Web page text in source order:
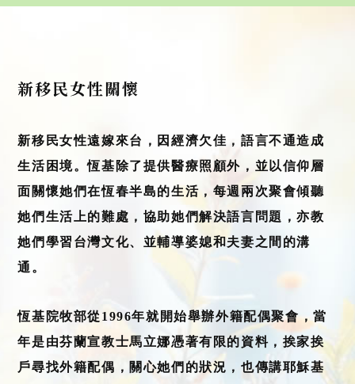
新移民女性關懷
新移民女性遠嫁來台，因經濟欠佳，語言不通造成
生活困境。恆基除了提供醫療照顧外，並以信仰層
面關懷她們在恆春半島的生活，每週兩次聚會傾聽
她們生活上的難處，協助她們解決語言問題，亦教
她們學習台灣文化、並輔導婆媳和夫妻之間的溝
通。
恆基院牧部從1996年就開始舉辦外籍配偶聚會，當
年是由芬蘭宣教士馬立娜憑著有限的資料，挨家挨
戶尋找外籍配偶，關心她們的狀況，也傳講耶穌基